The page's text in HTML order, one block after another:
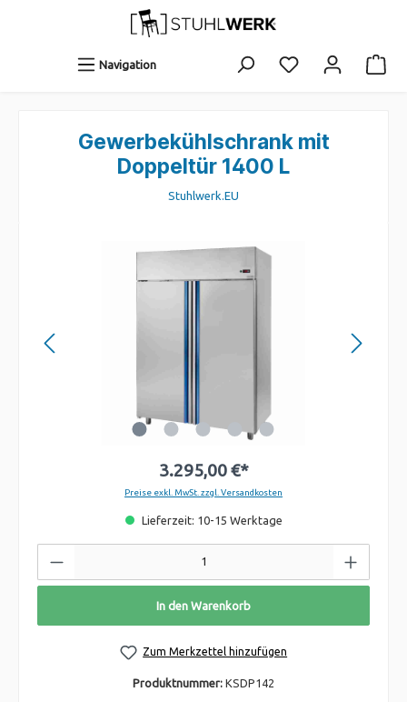
Navigation
Gewerbekühlschrank mit
Doppeltür 1400 L
Stuhlwerk.EU
3.295,00 €*
Preise exkl. MwSt. zzgl. Versandkosten
Lieferzeit: 10-15 Werktage
In den Warenkorb
Zum Merkzettel hinzufügen
Produktnummer: KSDP142